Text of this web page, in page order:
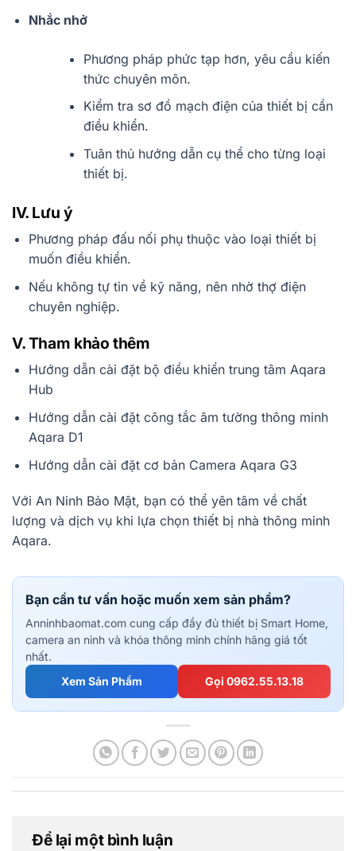
Nhắc nhở
Phương pháp phức tạp hơn, yêu cầu kiến
thức chuyên môn.
Kiểm tra sơ đồ mạch điện của thiết bị cần
điều khiển.
Tuân thủ hướng dẫn cụ thể cho từng loại
thiết bị.
IV. Lưu ý
Phương pháp đấu nối phụ thuộc vào loại thiết bị
muốn điều khiển.
Nếu không tự tin về kỹ năng, nên nhờ thợ điện
chuyên nghiệp.
V. Tham khảo thêm
Hướng dẫn cài đặt bộ điều khiển trung tâm Aqara
Hub
Hướng dẫn cài đặt công tắc âm tường thông minh
Aqara D1
Hướng dẫn cài đặt cơ bản Camera Aqara G3
Với An Ninh Bảo Mật, bạn có thể yên tâm về chất
lượng và dịch vụ khi lựa chọn thiết bị nhà thông minh
Aqara.
Bạn cần tư vấn hoặc muốn xem sản phẩm?
Anninhbaomat.com cung cấp đầy đủ thiết bị Smart Home,
camera an ninh và khóa thông minh chính hãng giá tốt
nhất.
Xem Sản Phẩm
Gọi 0962.55.13.18
Để lại một bình luận